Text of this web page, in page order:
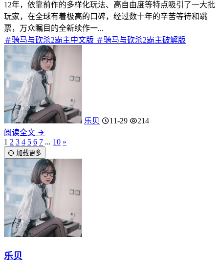
12年，依靠前作的多样化玩法、高自由度等特点吸引了一大批
玩家，在全球有着极高的口碑，经过数十年的辛苦等待和跳
票，万众瞩目的全新续作一...
骑马与砍杀2霸主中文版
骑马与砍杀2霸主破解版
乐贝 11-29
214
阅读全文
1 2 3 4 5 6 7 ... 10 »
加载更多
乐贝